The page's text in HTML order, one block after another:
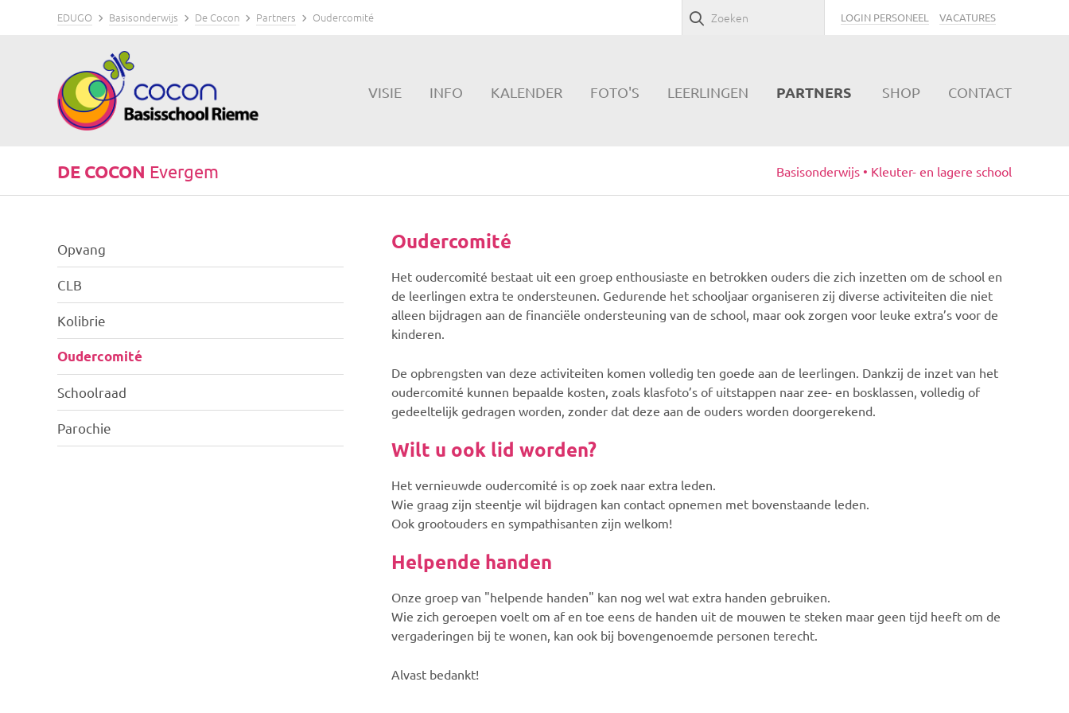
EDUGO Basisonderwijs De Cocon Partners Oudercomité LOGIN PERSONEEL VACATURES
VISIE INFO KALENDER FOTO'S LEERLINGEN PARTNERS SHOP CONTACT
DE COCON Evergem Basisonderwijs • Kleuter- en lagere school
Oudercomité
Het oudercomité bestaat uit een groep enthousiaste en betrokken ouders die zich inzetten om de school en
de leerlingen extra te ondersteunen. Gedurende het schooljaar organiseren zij diverse activiteiten die niet
alleen bijdragen aan de financiële ondersteuning van de school, maar ook zorgen voor leuke extra’s voor de
kinderen.
De opbrengsten van deze activiteiten komen volledig ten goede aan de leerlingen. Dankzij de inzet van het
oudercomité kunnen bepaalde kosten, zoals klasfoto’s of uitstappen naar zee- en bosklassen, volledig of
gedeeltelijk gedragen worden, zonder dat deze aan de ouders worden doorgerekend.
Wilt u ook lid worden?
Het vernieuwde oudercomité is op zoek naar extra leden.
Wie graag zijn steentje wil bijdragen kan contact opnemen met bovenstaande leden.
Ook grootouders en sympathisanten zijn welkom!
Helpende handen
Onze groep van "helpende handen" kan nog wel wat extra handen gebruiken.
Wie zich geroepen voelt om af en toe eens de handen uit de mouwen te steken maar geen tijd heeft om de
vergaderingen bij te wonen, kan ook bij bovengenoemde personen terecht.
Alvast bedankt!
Opvang
CLB
Kolibrie
Oudercomité
Schoolraad
Parochie